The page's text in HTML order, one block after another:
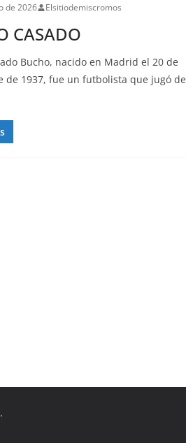
de 2026 Elsitiodemiscromos
CASADO
Bucho, nacido en Madrid el 20 de
de 1937, fue un futbolista que jugó de